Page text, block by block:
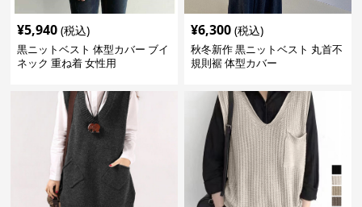
¥5,940 (税込)
黒ニットベスト 体型カバー ブイ
ネック 重ね着 女性用
¥6,300 (税込)
秋冬新作 黒ニットベスト 丸首不
規則裾 体型カバー